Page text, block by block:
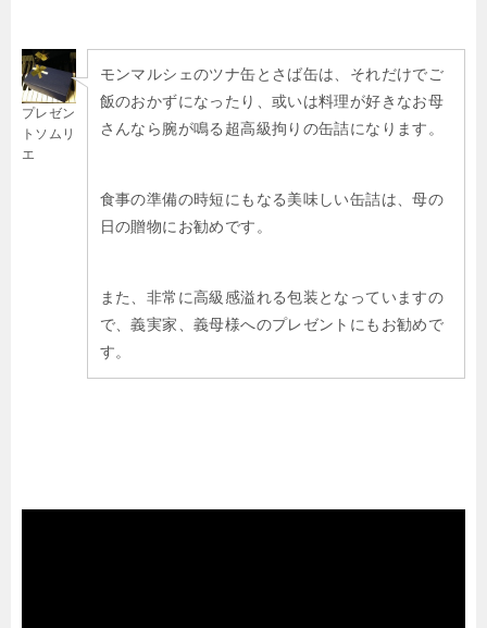
プレゼン
トソムリ
エ
モンマルシェのツナ缶とさば缶は、それだけでご
飯のおかずになったり、或いは料理が好きなお母
さんなら腕が鳴る超高級拘りの缶詰になります。
食事の準備の時短にもなる美味しい缶詰は、母の
日の贈物にお勧めです。
また、非常に高級感溢れる包装となっていますの
で、義実家、義母様へのプレゼントにもお勧めで
す。